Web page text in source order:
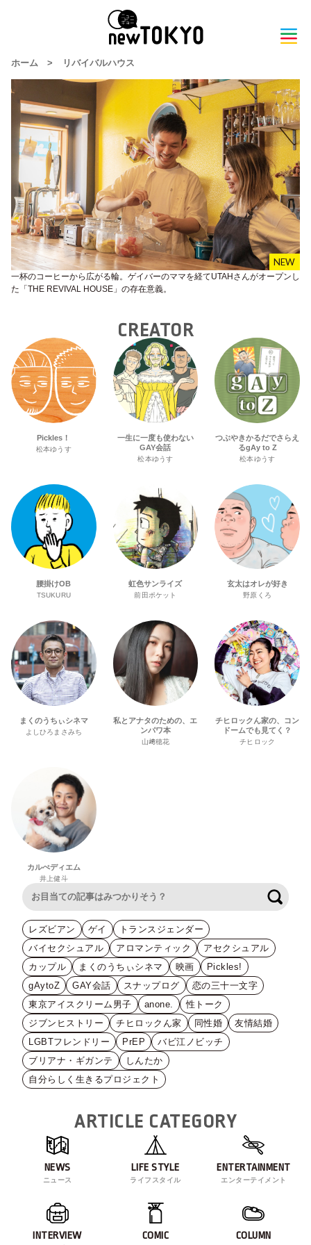
ホーム > リバイバルハウス
一杯のコーヒーから広がる輪。ゲイバーのママを経てUTAHさんがオープンし
た「THE REVIVAL HOUSE」の存在意義。
CREATOR
Pickles！
松本ゆうす
一生に一度も使わない
GAY会話
松本ゆうす
つぶやきかるだでさらえ
るgAy to Z
松本ゆうす
腰掛けOB
TSUKURU
虹色サンライズ
前田ポケット
玄太はオレが好き
野原くろ
まくのうちぃシネマ
よしひろまさみち
私とアナタのための、エ
ンパワ本
山﨑穂花
チヒロックん家の、コン
ドームでも見てく？
チヒロック
カルぺディエム
井上健斗
レズビアン ゲイ
トランスジェンダー
バイセクシュアル
アロマンティック
アセクシュアル
カップル
まくのうちぃシネマ 映画
Pickles!
gAytoZ
GAY会話 スナップログ
恋の三十一文字
東京アイスクリーム男子
anone.
性トーク
ジブンヒストリー
チヒロックん家 同性婚
友情結婚
LGBTフレンドリー
PrEP
バビ江ノビッチ
ブリアナ・ギガンテ
しんたか
自分らしく生きるプロジェクト
ARTICLE CATEGORY
NEWS
ニュース
LIFE STYLE
ライフスタイル
ENTERTAINMENT
エンターテイメント
INTERVIEW COMIC COLUMN